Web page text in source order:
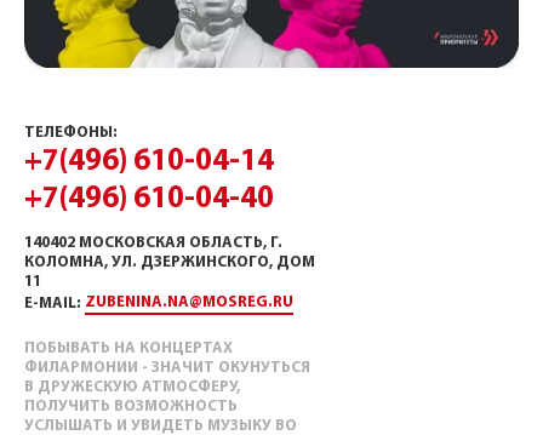
ТЕЛЕФОНЫ:
+7(496) 610-04-14
+7(496) 610-04-40
140402 МОСКОВСКАЯ ОБЛАСТЬ, Г.
КОЛОМНА, УЛ. ДЗЕРЖИНСКОГО, ДОМ
11
E-MAIL: ZUBENINA.NA@MOSREG.RU
ПОБЫВАТЬ НА КОНЦЕРТАХ
ФИЛАРМОНИИ - ЗНАЧИТ ОКУНУТЬСЯ
В ДРУЖЕСКУЮ АТМОСФЕРУ,
ПОЛУЧИТЬ ВОЗМОЖНОСТЬ
УСЛЫШАТЬ И УВИДЕТЬ МУЗЫКУ ВО